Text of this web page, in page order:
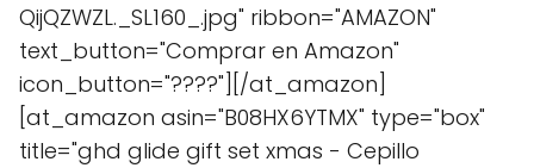
QijQZWZL._SL160_.jpg" ribbon="AMAZON"
text_button="Comprar en Amazon"
icon_button="????"][/at_amazon]
[at_amazon asin="B08HX6YTMX" type="box"
title="ghd glide gift set xmas - Cepillo